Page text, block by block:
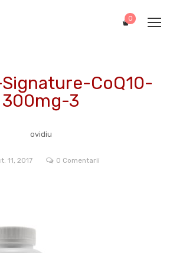
0
CoQ10-
300mg-3
ovidiu
11, 2017 0 Comentarii